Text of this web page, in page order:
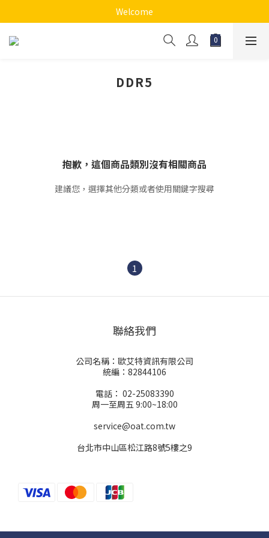
Welcome
DDR5
抱歉，這個商品類別沒有相關商品
建議您，選擇其他分類或者使用關鍵字搜尋
1
聯絡我們
公司名稱：歐艾特資訊有限公司
統編：82844106
電話： 02-25083390
周一至周五 9:00~18:00
service@oat.com.tw
台北市中山區松江路8號5樓之9